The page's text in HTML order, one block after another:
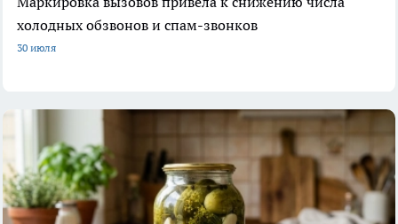
холодных обзвонов и спам-звонков
30 июля